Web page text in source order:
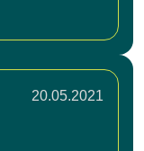
20.05.2021